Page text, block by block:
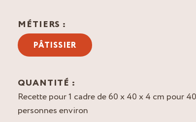
MÉTIERS :
PÂTISSIER
QUANTITÉ :
Recette pour 1 cadre de 60 x 40 x 4 cm pour 40
personnes environ